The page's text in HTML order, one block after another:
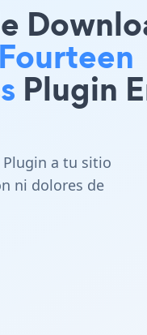
Plugin
Plugin a tu sitio
ni dolores de